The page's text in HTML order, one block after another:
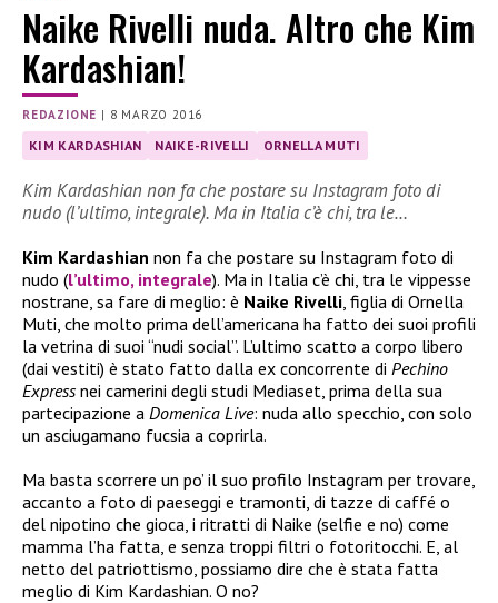
Naike Rivelli nuda. Altro che Kim
Kardashian!
REDAZIONE | 8 MARZO 2016
KIM KARDASHIAN NAIKE-RIVELLI ORNELLA MUTI
Kim Kardashian non fa che postare su Instagram foto di
nudo (l’ultimo, integrale). Ma in Italia c’è chi, tra le…
Kim Kardashian non fa che postare su Instagram foto di
nudo (l’ultimo, integrale). Ma in Italia c’è chi, tra le vippesse
nostrane, sa fare di meglio: è Naike Rivelli , figlia di Ornella
Muti, che molto prima dell’americana ha fatto dei suoi profili
la vetrina di suoi “nudi social”. L’ultimo scatto a corpo libero
(dai vestiti) è stato fatto dalla ex concorrente di Pechino
Expressnei camerini degli studi Mediaset, prima della sua
partecipazione a Domenica Live: nuda allo specchio, con solo
un asciugamano fucsia a coprirla.
Ma basta scorrere un po’ il suo profilo Instagram per trovare,
accanto a foto di paeseggi e tramonti, di tazze di caffé o
del nipotino che gioca, i ritratti di Naike (selfie e no) come
mamma l’ha fatta, e senza troppi filtri o fotoritocchi. E, al
netto del patriottismo, possiamo dire che è stata fatta
meglio di Kim Kardashian. O no?